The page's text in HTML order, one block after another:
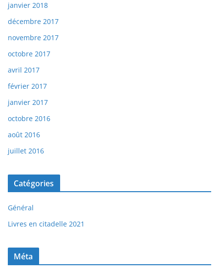
janvier 2018
décembre 2017
novembre 2017
octobre 2017
avril 2017
février 2017
janvier 2017
octobre 2016
août 2016
juillet 2016
Catégories
Général
Livres en citadelle 2021
Méta